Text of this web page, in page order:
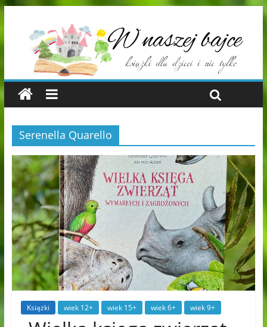
Serenella Quarello
Książki wiek 12+ wiek 15+ wiek 6+ wiek 9+